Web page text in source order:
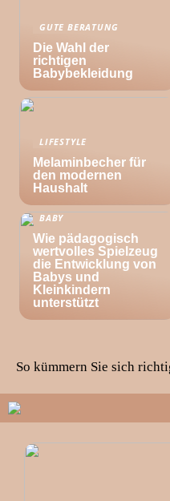
GUTE BERATUNG
Die Wahl der
richtigen
Babybekleidung
LIFESTYLE
Melaminbecher für
den modernen
Haushalt
BABY
Wie pädagogisch
wertvolles Spielzeug
die Entwicklung von
Babys und
Kleinkindern
unterstützt
So kümmern Sie sich